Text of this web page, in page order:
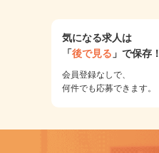
気になる求人は
「後で見る 」で保存！
会員登録なしで、
何件でも応募できます。